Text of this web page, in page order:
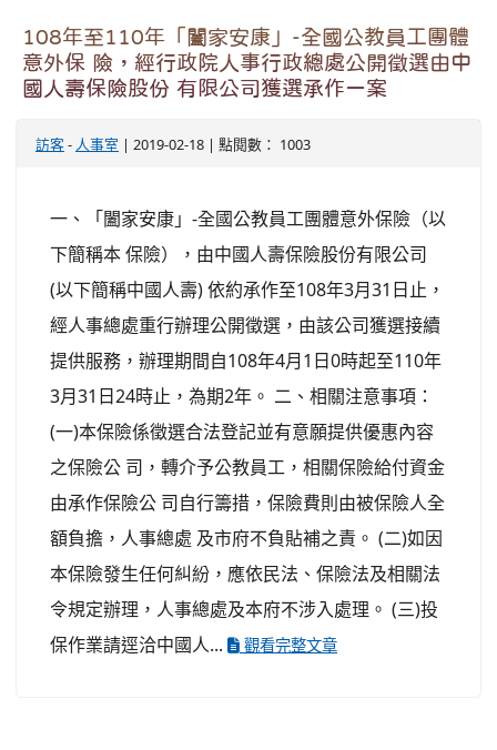
108年至110年「闔家安康」-全國公教員工團體
意外保 險，經行政院人事行政總處公開徵選由中
國人壽保險股份 有限公司獲選承作ㄧ案
訪客- 人事室 | 2019-02-18 | 點閱數： 1003
一、「闔家安康」-全國公教員工團體意外保險（以
下簡稱本 保險），由中國人壽保險股份有限公司
(以下簡稱中國人壽) 依約承作至108年3月31日止，
經人事總處重行辦理公開徵選，由該公司獲選接續
提供服務，辦理期間自108年4月1日0時起至110年
3月31日24時止，為期2年。 二、相關注意事項：
(一)本保險係徵選合法登記並有意願提供優惠內容
之保險公 司，轉介予公教員工，相關保險給付資金
由承作保險公 司自行籌措，保險費則由被保險人全
額負擔，人事總處 及市府不負貼補之責。 (二)如因
本保險發生任何糾紛，應依民法、保險法及相關法
令規定辦理，人事總處及本府不涉入處理。 (三)投
保作業請逕洽中國人...
觀看完整文章